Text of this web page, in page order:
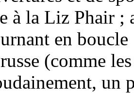
à la Liz Phair
en
(comme